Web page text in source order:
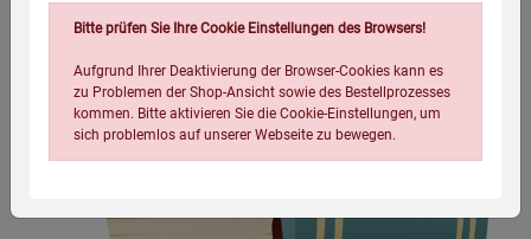
Bitte prüfen Sie Ihre Cookie Einstellungen des Browsers!
Aufgrund Ihrer Deaktivierung der Browser-Cookies kann es
zu Problemen der Shop-Ansicht sowie des Bestellprozesses
kommen. Bitte aktivieren Sie die Cookie-Einstellungen, um
sich problemlos auf unserer Webseite zu bewegen.